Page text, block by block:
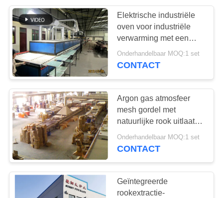
NIEUWS
GEVALLEN
VRAAG
EEN
OFFERTE
SITEMAP
PRIVACY
POLICY
Industriële
Ceramische Oven
57
De Oven van de
baksteentunnel
22
Elektrische industriële
oven voor industriële
verwarming met een
roltransmissie
Onderhandelbaar MOQ:1 set
CONTACT
Argon gas atmosfeer
mesh gordel met
natuurlijke rook uitlaat
methode beste keuze
Onderhandelbaar MOQ:1 set
CONTACT
Geïntegreerde
rookextractie-